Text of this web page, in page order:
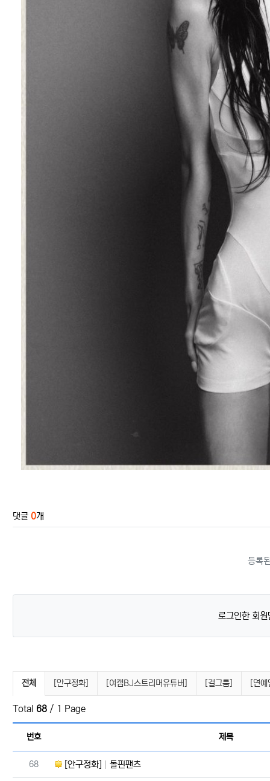
댓글 0개
등록
로그인한 회
연예인뉴스 분류 목록
전체 [안구정화] [여캠BJ스트리머유튜버] [걸그룹] [연
Total 68 / 1 Page
번호 제목
번호
68 [안구정화] 돌핀팬츠